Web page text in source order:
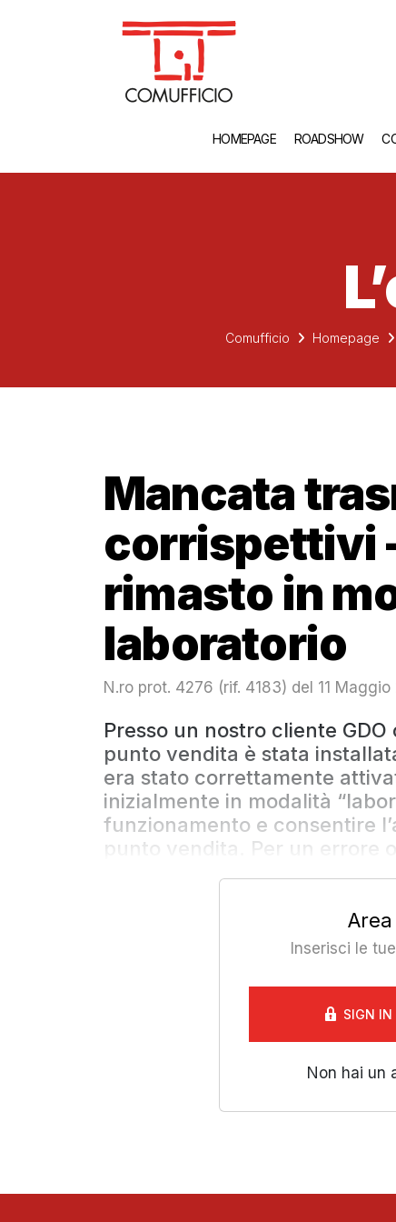
HOMEPAGE ROADSHOW
Comufficio Homepage
Mancata
corrispettivi
rimasto in
laboratorio
N.ro prot. 4276 (rif. 4183) del 11 Maggio
Presso un nostro cliente
punto vendita è stata
era stato correttamente
inizialmente in modalità
funzionamento e consentire
punto vendita. Per un errore
Inserisci le
SIGN IN
Non hai un